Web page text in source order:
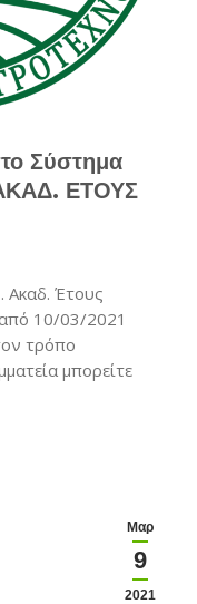
Σύστημα
ΕΤΟΥΣ
Ακαδ. Έτους
10/03/2021
τρόπο
μπορείτε
Μαρ
9
2021